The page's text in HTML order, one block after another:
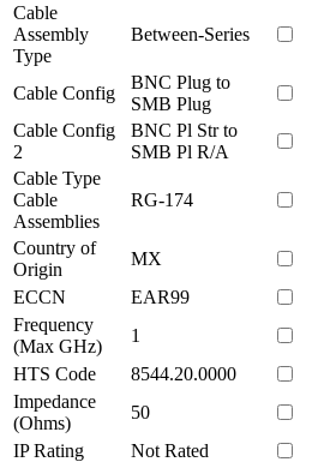
Cable
Assembly
Type
Between-Series
Cable Config
BNC Plug to
SMB Plug
Cable Config
2
BNC Pl Str to
SMB Pl R/A
Cable Type
Cable
Assemblies
RG-174
Country of
Origin
MX
ECCN
EAR99
Frequency
(Max GHz)
1
HTS Code
8544.20.0000
Impedance
(Ohms)
50
IP Rating
Not Rated